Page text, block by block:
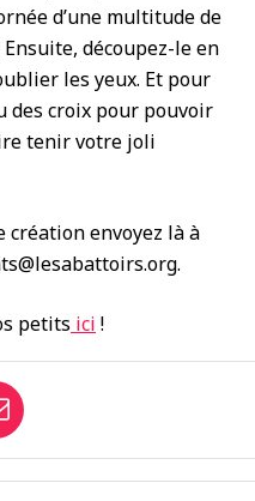
d’une multitude de
découpez-le en
les yeux. Et pour
croix pour pouvoir
tenir votre joli
envoyez là à
petits ici !